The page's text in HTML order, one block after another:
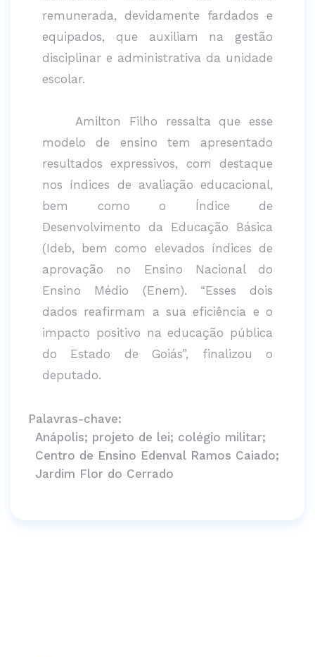
remunerada, devidamente fardados e
equipados, que auxiliam na gestão
disciplinar e administrativa da unidade
escolar.
Amilton Filho ressalta que esse
modelo de ensino tem apresentado
resultados expressivos, com destaque
nos índices de avaliação educacional,
bem como o Índice de
Desenvolvimento da Educação Básica
(Ideb, bem como elevados índices de
aprovação no Ensino Nacional do
Ensino Médio (Enem). “Esses dois
dados reafirmam a sua eficiência e o
impacto positivo na educação pública
do Estado de Goiás”, finalizou o
deputado.
Palavras-chave:
Anápolis; projeto de lei; colégio militar;
Centro de Ensino Edenval Ramos Caiado;
Jardim Flor do Cerrado